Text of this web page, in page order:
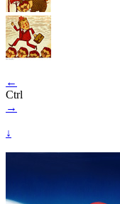
←
Ctrl
→
↓